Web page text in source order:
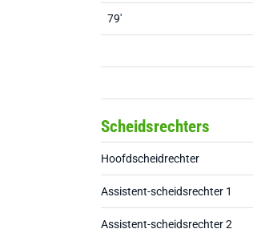
79'
Scheidsrechters
Hoofdscheidrechter
Assistent-scheidsrechter 1
Assistent-scheidsrechter 2